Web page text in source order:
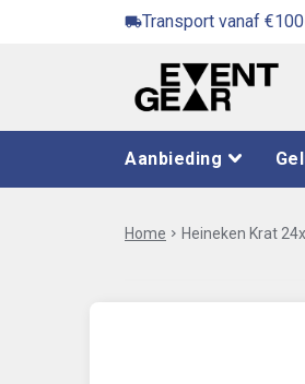
local_shippingTransport vanaf €100
Aanbieding
Home chevron_right Heineken Krat